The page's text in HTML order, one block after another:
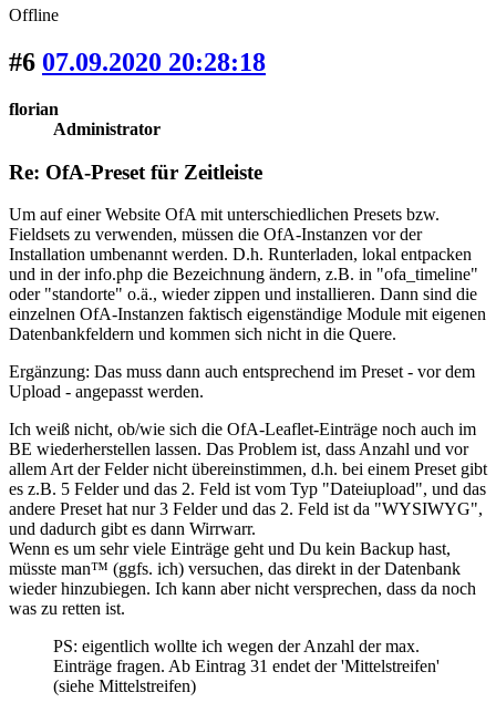
Offline
#6 07.09.2020 20:28:18
florian
Administrator
Re: OfA-Preset für Zeitleiste
Um auf einer Website OfA mit unterschiedlichen Presets bzw.
Fieldsets zu verwenden, müssen die OfA-Instanzen vor der
Installation umbenannt werden. D.h. Runterladen, lokal entpacken
und in der info.php die Bezeichnung ändern, z.B. in "ofa_timeline"
oder "standorte" o.ä., wieder zippen und installieren. Dann sind die
einzelnen OfA-Instanzen faktisch eigenständige Module mit eigenen
Datenbankfeldern und kommen sich nicht in die Quere.
Ergänzung: Das muss dann auch entsprechend im Preset - vor dem
Upload - angepasst werden.
Ich weiß nicht, ob/wie sich die OfA-Leaflet-Einträge noch auch im
BE wiederherstellen lassen. Das Problem ist, dass Anzahl und vor
allem Art der Felder nicht übereinstimmen, d.h. bei einem Preset gibt
es z.B. 5 Felder und das 2. Feld ist vom Typ "Dateiupload", und das
andere Preset hat nur 3 Felder und das 2. Feld ist da "WYSIWYG",
und dadurch gibt es dann Wirrwarr.
Wenn es um sehr viele Einträge geht und Du kein Backup hast,
müsste man™ (ggfs. ich) versuchen, das direkt in der Datenbank
wieder hinzubiegen. Ich kann aber nicht versprechen, dass da noch
was zu retten ist.
PS: eigentlich wollte ich wegen der Anzahl der max.
Einträge fragen. Ab Eintrag 31 endet der 'Mittelstreifen'
(siehe Mittelstreifen)